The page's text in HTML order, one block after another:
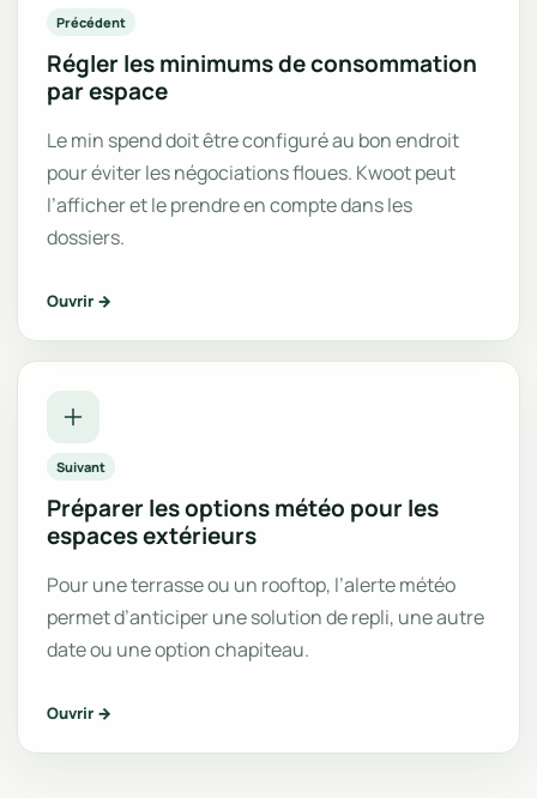
Précédent
Régler les minimums de consommation
par espace
Le min spend doit être configuré au bon endroit
pour éviter les négociations floues. Kwoot peut
l’afficher et le prendre en compte dans les
dossiers.
Ouvrir →
Suivant
Préparer les options météo pour les
espaces extérieurs
Pour une terrasse ou un rooftop, l’alerte météo
permet d’anticiper une solution de repli, une autre
date ou une option chapiteau.
Ouvrir →